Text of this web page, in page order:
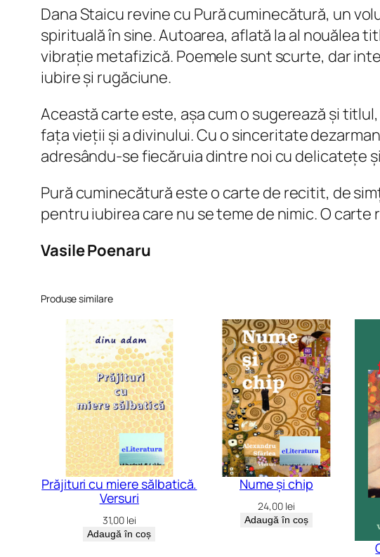
Dana Staicu revine cu Pură cuminecătură, un
spirituală în sine. Autoarea, aflată la al nouălea
vibrație metafizică. Poemele sunt scurte, dar
iubire și rugăciune.
Această carte este, așa cum o sugerează și
fața vieții și a divinului. Cu o sinceritate
adresându-se fiecăruia dintre noi cu delicatețe
Pură cuminecătură este o carte de recitit, de
pentru iubirea care nu se teme de nimic. O carte
Vasile Poenaru
Produse similare
Prăjituri cu miere sălbatică.
Versuri
31,00 lei
Adaugă în coș
Nume și chip
24,00 lei
Adaugă în coș